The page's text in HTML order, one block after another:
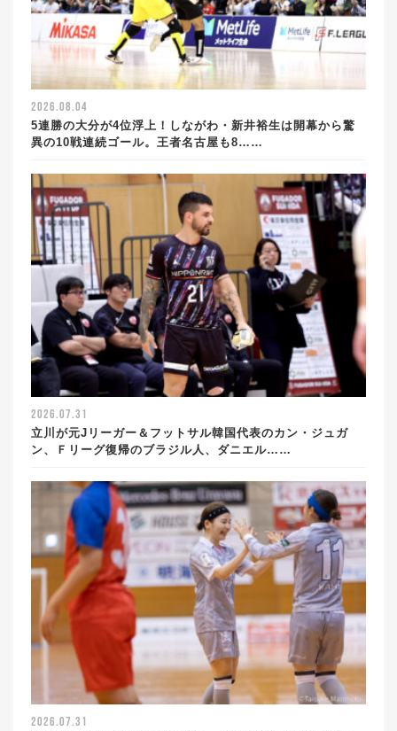
2026.08.04
5連勝の大分が4位浮上！しながわ・新井裕生は開幕から驚
異の10戦連続ゴール。王者名古屋も8……
2026.07.31
立川が元Jリーガー＆フットサル韓国代表のカン・ジュガ
ン、Ｆリーグ復帰のブラジル人、ダニエル……
2026.07.31